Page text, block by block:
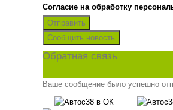
Согласие на обработку
Отправить
Сообщить новость
Обратная связь
Ваше сообщение было успешно